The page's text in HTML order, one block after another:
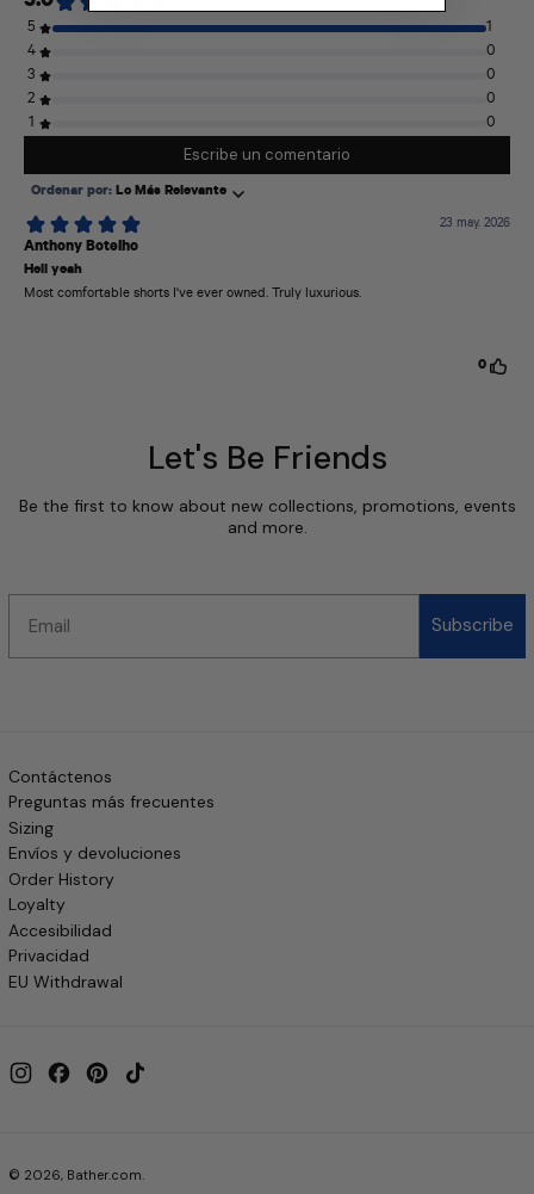
Let's Be Friends
Be the first to know about new collections, promotions, events
and more.
Subscribe
Contáctenos
Preguntas más frecuentes
Sizing
Envíos y devoluciones
Order History
Loyalty
Accesibilidad
Privacidad
EU Withdrawal
InstagramFacebookPinterest
© 2026, Bather.com.